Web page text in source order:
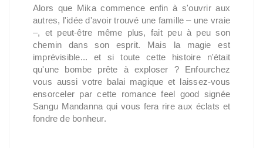
Alors que Mika commence enfin à s'ouvrir aux
autres, l'idée d'avoir trouvé une famille – une vraie
–, et peut-être même plus, fait peu à peu son
chemin dans son esprit. Mais la magie est
imprévisible... et si toute cette histoire n'était
qu'une bombe prête à exploser ? Enfourchez
vous aussi votre balai magique et laissez-vous
ensorceler par cette romance feel good signée
Sangu Mandanna qui vous fera rire aux éclats et
fondre de bonheur.